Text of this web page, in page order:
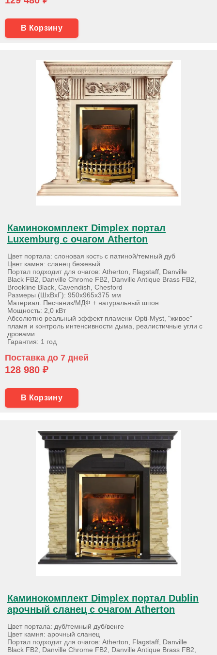
В Корзину
Каминокомплект Dimplex портал
Luxemburg с очагом Atherton
Цвет портала: слоновая кость с патиной/темный дуб
Цвет камня: сланец бежевый
Портал подходит для очагов: Atherton, Flagstaff, Danville
Black FB2, Danville Chrome FB2, Danville Antique Brass FB2,
Brookline Black, Cavendish, Chesford
Размеры (ШхВхГ): 950х965х375 мм
Материал: Песчаник/МДФ + натуральный шпон
Мощность: 2,0 кВт
Абсолютно реальный эффект пламени Opti-Myst, "живое"
пламя и контроль интенсивности дыма, реалистичные угли с
дровами
Гарантия: 1 год
Поставка до 7 дней
128 980 ₽
В Корзину
Каминокомплект Dimplex портал Dublin
арочный сланец с очагом Atherton
Цвет портала: дуб/темный дуб/венге
Цвет камня: арочный сланец
Портал подходит для очагов: Atherton, Flagstaff, Danville
Black FB2, Danville Chrome FB2, Danville Antique Brass FB2,